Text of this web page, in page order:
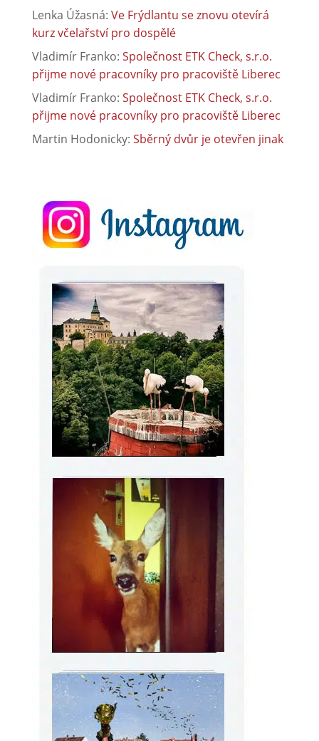
Lenka Úžasná: Ve Frýdlantu se znovu otevírá
kurz včelařství pro dospělé
Vladimír Franko: Společnost ETK Check, s.r.o.
přijme nové pracovníky pro pracoviště Liberec
Vladimír Franko: Společnost ETK Check, s.r.o.
přijme nové pracovníky pro pracoviště Liberec
Martin Hodonicky: Sběrný dvůr je otevřen jinak